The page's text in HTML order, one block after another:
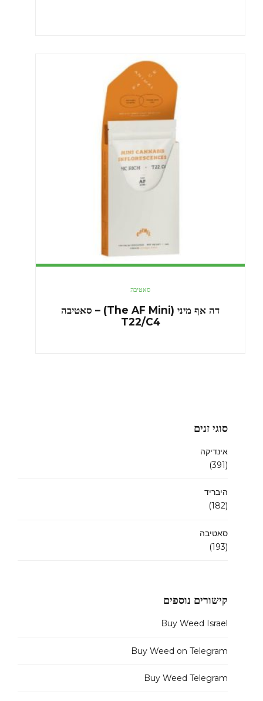
סאטיבה
דה אף מיני (The AF Mini) – סאטיבה
T22/C4
סוגי זנים
אינדיקה
(391)
היבריד
(182)
סאטיבה
(193)
קישורים נוספים
Buy Weed Israel
Buy Weed on Telegram
Buy Weed Telegram